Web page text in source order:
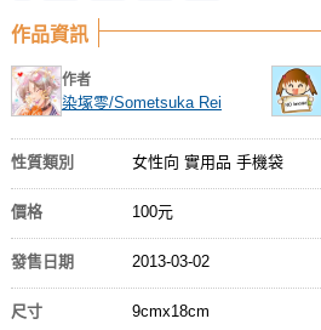
作品資訊
作者
染塚零/Sometsuka Rei
性質類別 女性向 實用品 手機袋
價格 100元
發售日期 2013-03-02
尺寸 9cmx18cm